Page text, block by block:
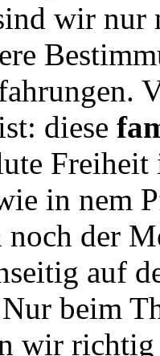
wir nur
diese
in nem
noch der
auf
beim
wir